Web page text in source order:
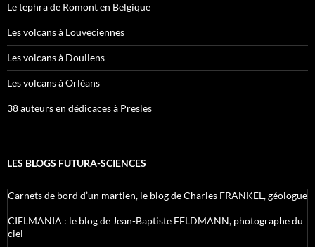
Le tephra de Romont en Belgique
Les volcans à Louveciennes
Les volcans à Doullens
Les volcans à Orléans
38 auteurs en dédicaces à Presles
LES BLOGS FUTURA-SCIENCES
Carnets de bord d’un martien, le blog de Charles FRANKEL, géologue
CIELMANIA : le blog de Jean-Baptiste FELDMANN, photographe du
ciel